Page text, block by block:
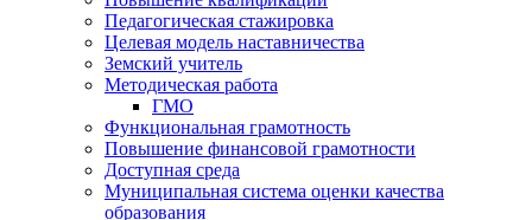
Педагогическая стажировка
Целевая модель наставничества
Земский учитель
Методическая работа
ГМО
Функциональная грамотность
Повышение финансовой грамотности
Доступная среда
Муниципальная система оценки качества
образования